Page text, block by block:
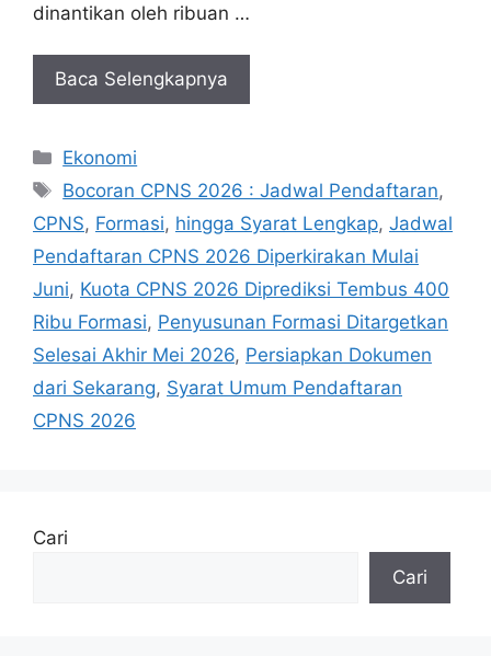
dinantikan oleh ribuan …
Baca Selengkapnya
Kategori
Ekonomi
Tag
Bocoran CPNS 2026 : Jadwal Pendaftaran,
CPNS, Formasi, hingga Syarat Lengkap, Jadwal
Pendaftaran CPNS 2026 Diperkirakan Mulai
Juni, Kuota CPNS 2026 Diprediksi Tembus 400
Ribu Formasi, Penyusunan Formasi Ditargetkan
Selesai Akhir Mei 2026, Persiapkan Dokumen
dari Sekarang, Syarat Umum Pendaftaran
CPNS 2026
Cari
Cari